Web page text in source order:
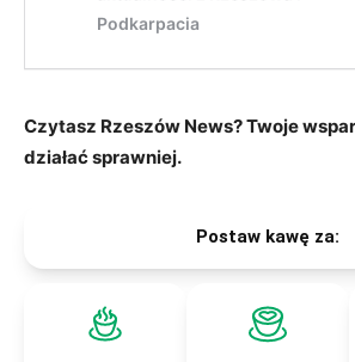
Czytasz Rzeszów News? Twoje
działać sprawniej.
Postaw kawę za: